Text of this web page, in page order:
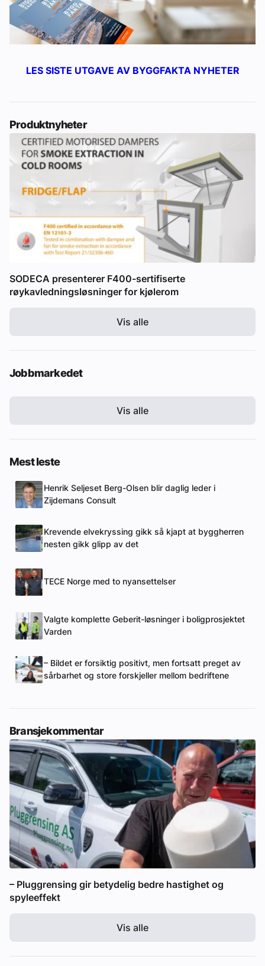
LES SISTE UTGAVE AV BYGGFAKTA NYHETER
Produktnyheter
SODECA presenterer F400-sertifiserte
røykavledningsløsninger for kjølerom
Vis alle
Jobbmarkedet
Vis alle
Mest leste
Henrik Seljeset Berg-Olsen blir daglig leder i
Zijdemans Consult
Krevende elvekryssing gikk så kjapt at byggherren
nesten gikk glipp av det
TECE Norge med to nyansettelser
Valgte komplette Geberit-løsninger i boligprosjektet
Varden
– Bildet er forsiktig positivt, men fortsatt preget av
sårbarhet og store forskjeller mellom bedriftene
Bransjekommentar
– Pluggrensing gir betydelig bedre hastighet og
spyleeffekt
Vis alle